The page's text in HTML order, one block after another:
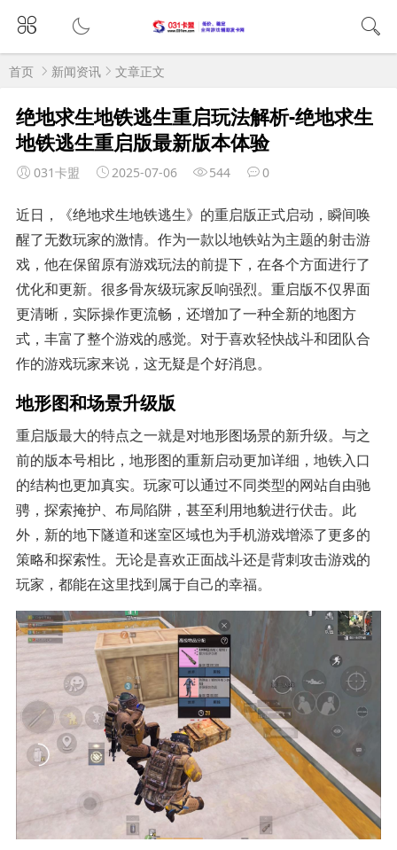
首页 新闻资讯 文章正文
绝地求生地铁逃生重启玩法解析-绝地求生
地铁逃生重启版最新版本体验
031卡盟 2025-07-06 544 0
近日，《绝地求生地铁逃生》的重启版正式启动，瞬间唤
醒了无数玩家的激情。作为一款以地铁站为主题的射击游
戏，他在保留原有游戏玩法的前提下，在各个方面进行了
优化和更新。很多骨灰级玩家反响强烈。重启版不仅界面
更清晰，实际操作更流畅，还增加了一种全新的地图方
式，丰富了整个游戏的感觉。对于喜欢轻快战斗和团队合
作的游戏玩家来说，这无疑是个好消息。
地形图和场景升级版
重启版最大的特点之一就是对地形图场景的新升级。与之
前的版本号相比，地形图的重新启动更加详细，地铁入口
的结构也更加真实。玩家可以通过不同类型的网站自由驰
骋，探索掩护、布局陷阱，甚至利用地貌进行伏击。此
外，新的地下隧道和迷室区域也为手机游戏增添了更多的
策略和探索性。无论是喜欢正面战斗还是背刺攻击游戏的
玩家，都能在这里找到属于自己的幸福。